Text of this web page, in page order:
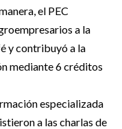
el PEC
a la
y contribuyó a la
mediante 6 créditos
especializada
a las charlas de